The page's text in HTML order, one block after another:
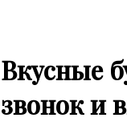
Вкусные
звонок и